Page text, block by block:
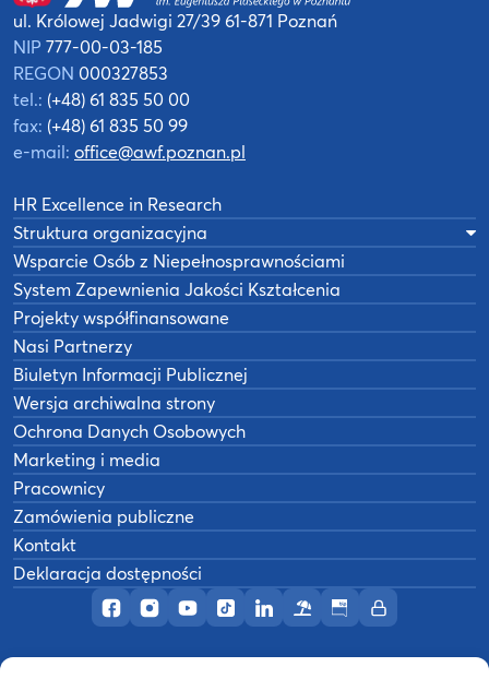
Profil AWF Poznań w serwisie Facebook
Profil AWF Poznań w serwisie Instagram
Profil AWF Poznań w serwisie YouTube
Profil AWF Poznań w serwisie
Profil AWF Poznań w
OśrodekBiuletynIntranet
ul. Królowej Jadwigi 27/3961-871 Poznań
NIP 777-00-03-185
REGON 000327853
tel.: (+48) 61 835 50 00
fax: (+48) 61 835 50 99
e-mail: office@awf.poznan.pl
HR Excellence in Research
Struktura organizacyjna
Wsparcie Osób z Niepełnosprawnościami
System Zapewnienia Jakości Kształcenia
Projekty współfinansowane
Nasi Partnerzy
Biuletyn Informacji Publicznej
Wersja archiwalna strony
Ochrona Danych Osobowych
Marketing i media
Pracownicy
Zamówienia publiczne
Kontakt
Deklaracja dostępności